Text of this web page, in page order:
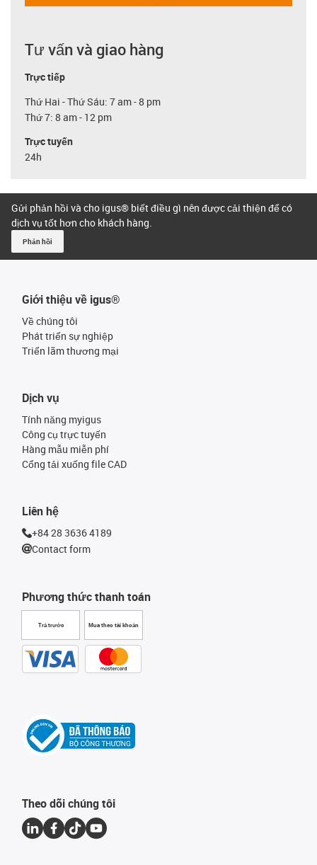
Tư vấn và giao hàng
Trực tiếp
Thứ Hai - Thứ Sáu: 7 am - 8 pm
Thứ 7: 8 am - 12 pm
Trực tuyến
24h
Gửi phản hồi và cho igus® biết điều gì nên được cải thiện để có
dịch vụ tốt hơn cho khách hàng.
Phản hồi
Giới thiệu về igus®
Về chúng tôi
Phát triển sự nghiệp
Triển lãm thương mại
Phương thức thanh toán
Trả trước Mua theo tài khoản
Dịch vụ
Tính năng myigus
Công cụ trực tuyến
Hàng mẫu miễn phí
Cổng tải xuống file CAD
Liên hệ
+84 28 3636 4189
Contact form
Theo dõi chúng tôi